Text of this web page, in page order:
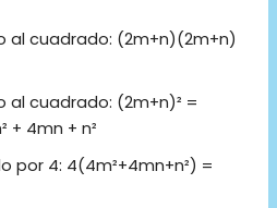
al cuadrado: (2m+n)(2m+n)
al cuadrado: (2m+n)² =
+ 4mn + n²
por 4: 4(4m²+4mn+n²) =